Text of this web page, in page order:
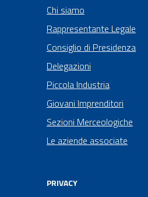
Chi siamo
Rappresentante Legale
Consiglio di Presidenza
Delegazioni
Piccola Industria
Giovani Imprenditori
Sezioni Merceologiche
Le aziende associate
PRIVACY